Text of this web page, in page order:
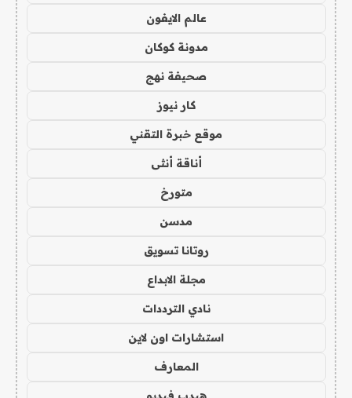
عالم الايفون
مدونة كوكان
صحيفة نهج
كار نيوز
موقع خبرة التقني
أناقة أنثى
متورخ
مدسن
روتانا تسويق
مجلة الابداع
نادي الترددات
استشارات اون لاين
المعارف